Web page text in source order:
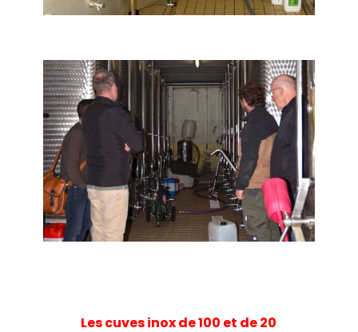
Les cuves inox de 100 et de 20